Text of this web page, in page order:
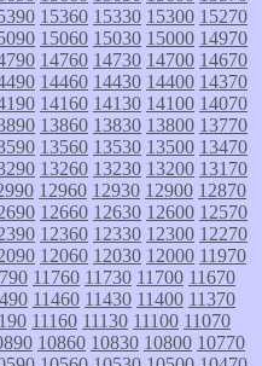
15360 15330 15300 15270
15060 15030 15000 14970
14760 14730 14700 14670
14460 14430 14400 14370
14160 14130 14100 14070
13860 13830 13800 13770
13560 13530 13500 13470
13260 13230 13200 13170
12960 12930 12900 12870
12660 12630 12600 12570
12360 12330 12300 12270
12060 12030 12000 11970
11760 11730 11700 11670
11460 11430 11400 11370
11160 11130 11100 11070
10860 10830 10800 10770